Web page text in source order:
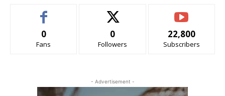
0
Fans
0
Followers
22,800
Subscribers
- Advertisement -